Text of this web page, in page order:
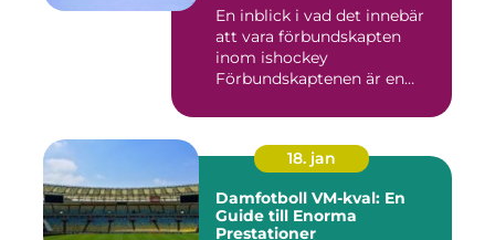
En inblick i vad det innebär
att vara förbundskapten
inom ishockey
Förbundskaptenen är en
18. jan
Damfotboll VM-kval: En
Guide till Enorma
Prestationer